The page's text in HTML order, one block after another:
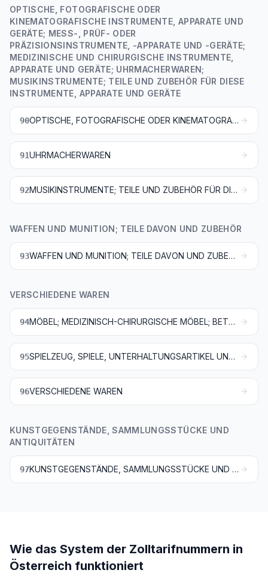
OPTISCHE, FOTOGRAFISCHE ODER
KINEMATOGRAFISCHE INSTRUMENTE, APPARATE UND
GERÄTE; MESS-, PRÜF- ODER
PRÄZISIONSINSTRUMENTE, -APPARATE UND -GERÄTE;
MEDIZINISCHE UND CHIRURGISCHE INSTRUMENTE,
APPARATE UND GERÄTE; UHRMACHERWAREN;
MUSIKINSTRUMENTE; TEILE UND ZUBEHÖR FÜR DIESE
INSTRUMENTE, APPARATE UND GERÄTE
90 OPTISCHE, FOTOGRAFISCHE ODER KINEMATOGRAFISCHE INSTRUMENTE, APPARATE UND GERÄTE; MESS-, PRÜF- ODER PRÄZISIONSINSTRUMENTE, -APPARATE UND -GERÄTE; MEDIZINISCHE UND CHIRURGISCHE INSTRUMENTE, APPARATE UND GERÄTE; TEILE UND ZUBEHÖR FÜR DIESE INSTRUMENTE, APPARATE UND GERÄTE
91UHRMACHERWAREN
92 MUSIKINSTRUMENTE; TEILE UND ZUBEHÖR FÜR DIESE INSTRUMENTE
WAFFEN UND MUNITION; TEILE DAVON UND ZUBEHÖR
93 WAFFEN UND MUNITION; TEILE DAVON UND ZUBEHÖR
VERSCHIEDENE WAREN
94 MÖBEL; MEDIZINISCH-CHIRURGISCHE MÖBEL; BETTAUSSTATTUNGEN UND ÄHNLICHE WAREN; LEUCHTEN UND BELEUCHTUNGSKÖRPER, ANDERWEIT WEDER GENANNT NOCH INBEGRIFFEN; REKLAMELEUCHTEN, LEUCHTSCHILDER, BELEUCHTETE NAMENSSCHILDER UND DERGLEICHEN; VORGEFERTIGTE GEBÄUDE
95 SPIELZEUG, SPIELE, UNTERHALTUNGSARTIKEL UND SPORTGERÄTE; TEILE DAVON UND ZUBEHÖR
96VERSCHIEDENE WAREN
KUNSTGEGENSTÄNDE, SAMMLUNGSSTÜCKE UND
ANTIQUITÄTEN
97 KUNSTGEGENSTÄNDE, SAMMLUNGSSTÜCKE UND ANTIQUITÄTEN
Wie das System der Zolltarifnummern in
Österreich funktioniert